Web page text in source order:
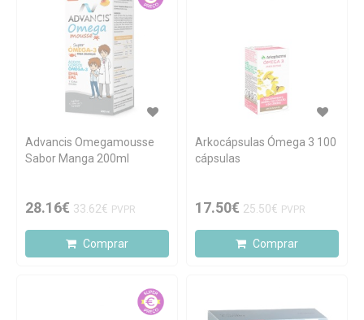
Advancis Omegamousse
Sabor Manga 200ml
28.16€ 33.62€ PVPR
Comprar
Arkocápsulas Ómega 3 100
cápsulas
17.50€ 25.50€ PVPR
Comprar